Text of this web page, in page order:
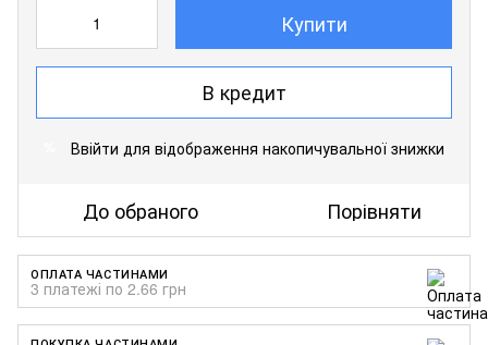
Купити
В кредит
Ввійти для відображення накопичувальної знижки
До обраного Порівняти
ОПЛАТА ЧАСТИНАМИ
3 платежі по 2.66 грн